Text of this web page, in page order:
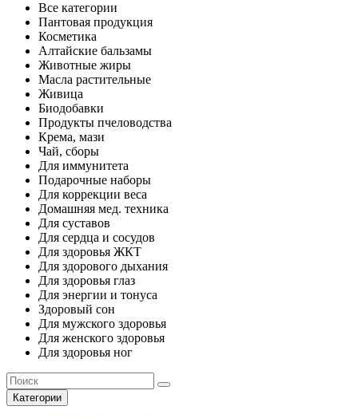
Все категории
Пантовая продукция
Косметика
Алтайские бальзамы
Животные жиры
Масла растительные
Живица
Биодобавки
Продукты пчеловодства
Крема, мази
Чай, сборы
Для иммунитета
Подарочные наборы
Для коррекции веса
Домашняя мед. техника
Для суставов
Для сердца и сосудов
Для здоровья ЖКТ
Для здорового дыхания
Для здоровья глаз
Для энергии и тонуса
Здоровый сон
Для мужского здоровья
Для женского здоровья
Для здоровья ног
Категории